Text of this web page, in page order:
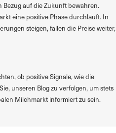
auf die Zukunft bewahren.
eine positive Phase durchläuft. In
steigen, fallen die Preise weiter,
ob positive Signale, wie die
unseren Blog zu verfolgen, um stets
Milchmarkt informiert zu sein.